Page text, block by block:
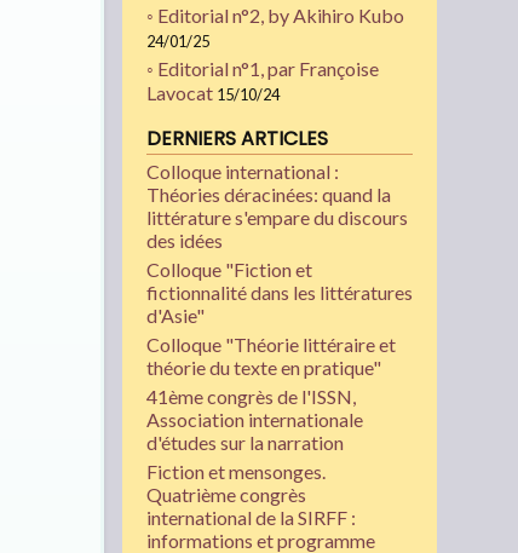
◦ Editorial n°2, by Akihiro Kubo
24/01/25
◦ Editorial n°1, par Françoise
Lavocat 15/10/24
DERNIERS ARTICLES
Colloque international :
Théories déracinées: quand la
littérature s'empare du discours
des idées
Colloque "Fiction et
fictionnalité dans les littératures
d'Asie"
Colloque "Théorie littéraire et
théorie du texte en pratique"
41ème congrès de l'ISSN,
Association internationale
d'études sur la narration
Fiction et mensonges.
Quatrième congrès
international de la SIRFF :
informations et programme